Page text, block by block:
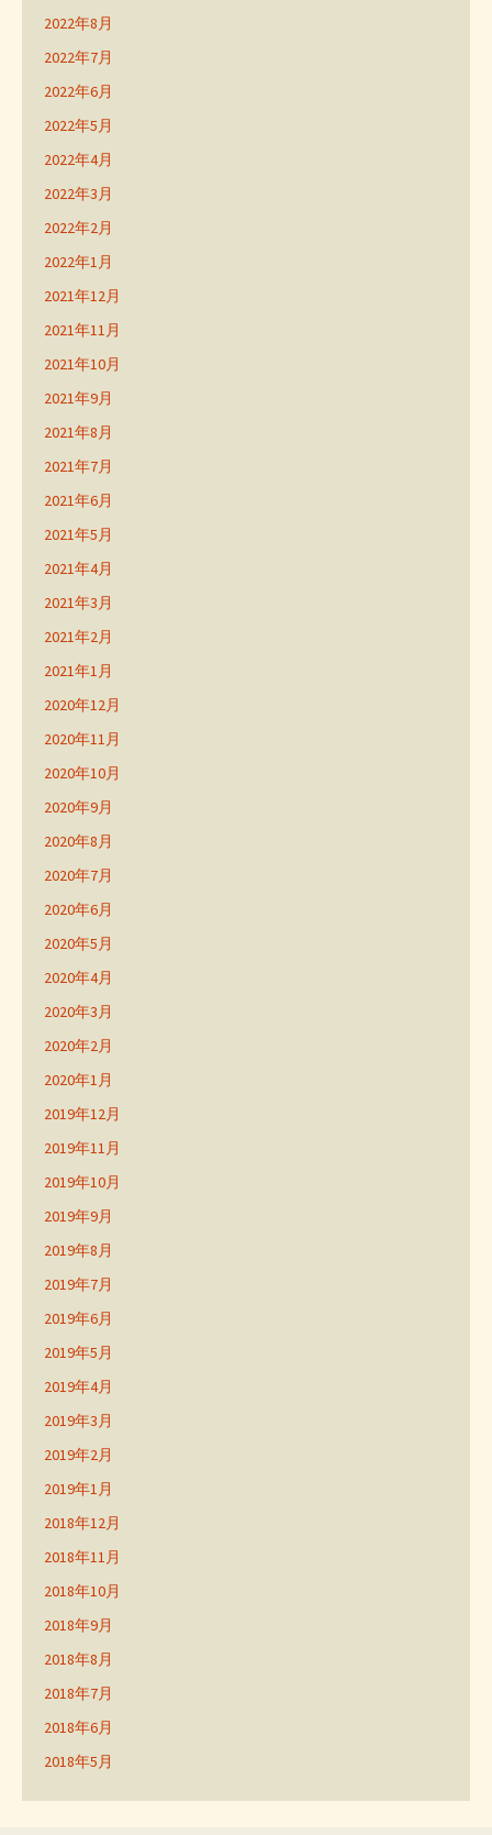
2022年8月
2022年7月
2022年6月
2022年5月
2022年4月
2022年3月
2022年2月
2022年1月
2021年12月
2021年11月
2021年10月
2021年9月
2021年8月
2021年7月
2021年6月
2021年5月
2021年4月
2021年3月
2021年2月
2021年1月
2020年12月
2020年11月
2020年10月
2020年9月
2020年8月
2020年7月
2020年6月
2020年5月
2020年4月
2020年3月
2020年2月
2020年1月
2019年12月
2019年11月
2019年10月
2019年9月
2019年8月
2019年7月
2019年6月
2019年5月
2019年4月
2019年3月
2019年2月
2019年1月
2018年12月
2018年11月
2018年10月
2018年9月
2018年8月
2018年7月
2018年6月
2018年5月